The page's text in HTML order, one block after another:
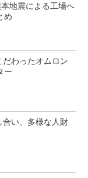
地震による工場へ
め
わったオムロン
ー
い、多様な人財